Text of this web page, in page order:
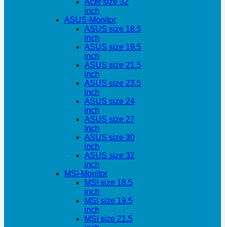
Acer size 32
inch
ASUS-Monitor
ASUS size 18.5
inch
ASUS size 19.5
inch
ASUS size 21.5
inch
ASUS size 23.5
inch
ASUS size 24
inch
ASUS size 27
inch
ASUS size 30
inch
ASUS size 32
inch
MSI-Monitor
MSI size 18.5
inch
MSI size 19.5
inch
MSI size 21.5